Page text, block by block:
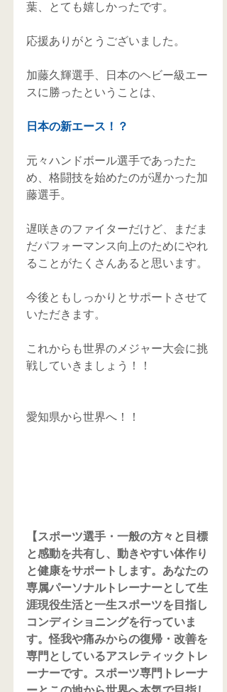
葉、とても嬉しかったです。
応援ありがとうございました。
加藤久輝選手、日本のヘビー級エー
スに勝ったということは、
日本の新エース！？
元々ハンドボール選手であったた
め、格闘技を始めたのが遅かった加
藤選手。
遅咲きのファイターだけど、まだま
だパフォーマンス向上のためにやれ
ることがたくさんあると思います。
今後ともしっかりとサポートさせて
いただきます。
これからも世界のメジャー大会に挑
戦していきましょう！！
愛知県から世界へ！！
【スポーツ選手・一般の方々と目標
と感動を共有し、動きやすい体作り
と健康をサポートします。あなたの
専属パーソナルトレーナーとして生
涯現役生活と一生スポーツを目指し
コンディショニングを行っていま
す。怪我や痛みからの復帰・改善を
専門としているアスレティックトレ
ーナーです。スポーツ専門トレーナ